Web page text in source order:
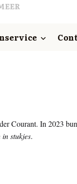
Courant. In 2023
in stukjes.